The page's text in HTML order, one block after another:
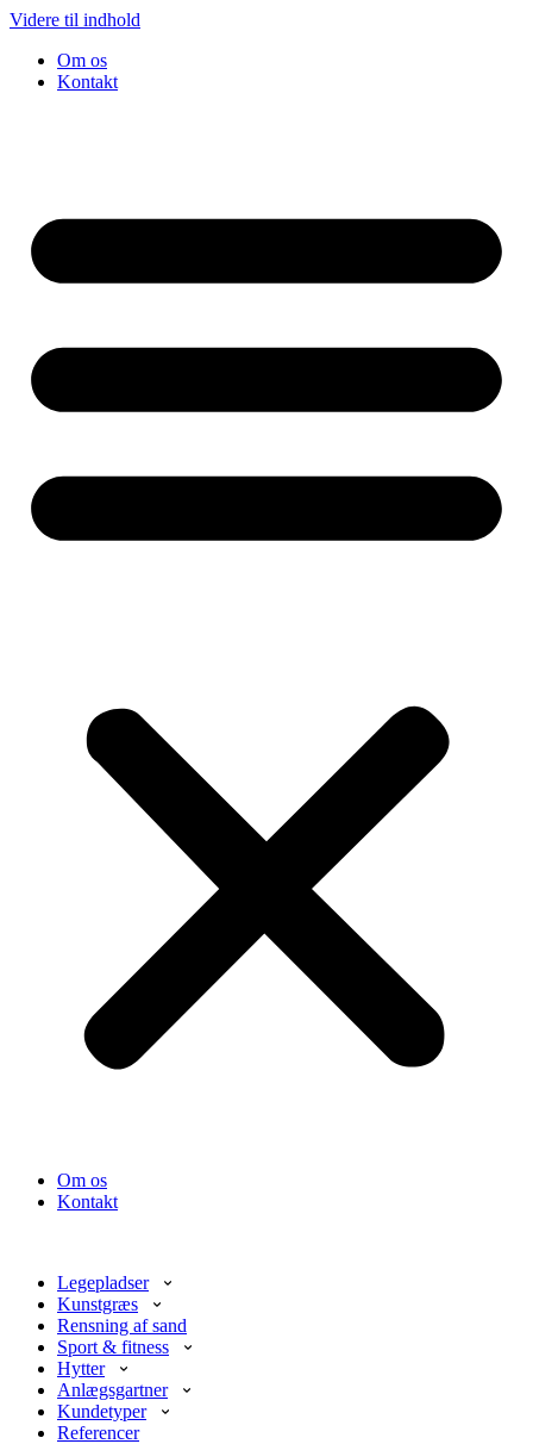
Videre til indhold
Om os
Kontakt
Om os
Kontakt
Legepladser
Kunstgræs
Rensning af sand
Sport & fitness
Hytter
Anlægsgartner
Kundetyper
Referencer